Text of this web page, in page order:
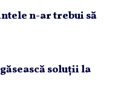
n-ar trebui să
soluţii la